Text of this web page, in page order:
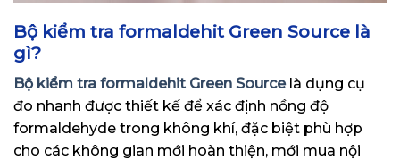
Bộ kiểm tra formaldehit Green Source là
gì?
Bộ kiểm tra formaldehit Green Sourcelà dụng cụ
đo nhanh được thiết kế để xác định nồng độ
formaldehyde trong không khí, đặc biệt phù hợp
cho các không gian mới hoàn thiện, mới mua nội